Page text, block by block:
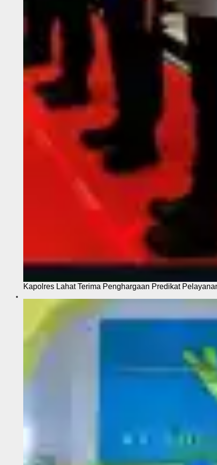
Kapolres Lahat Terima Penghargaan Predikat